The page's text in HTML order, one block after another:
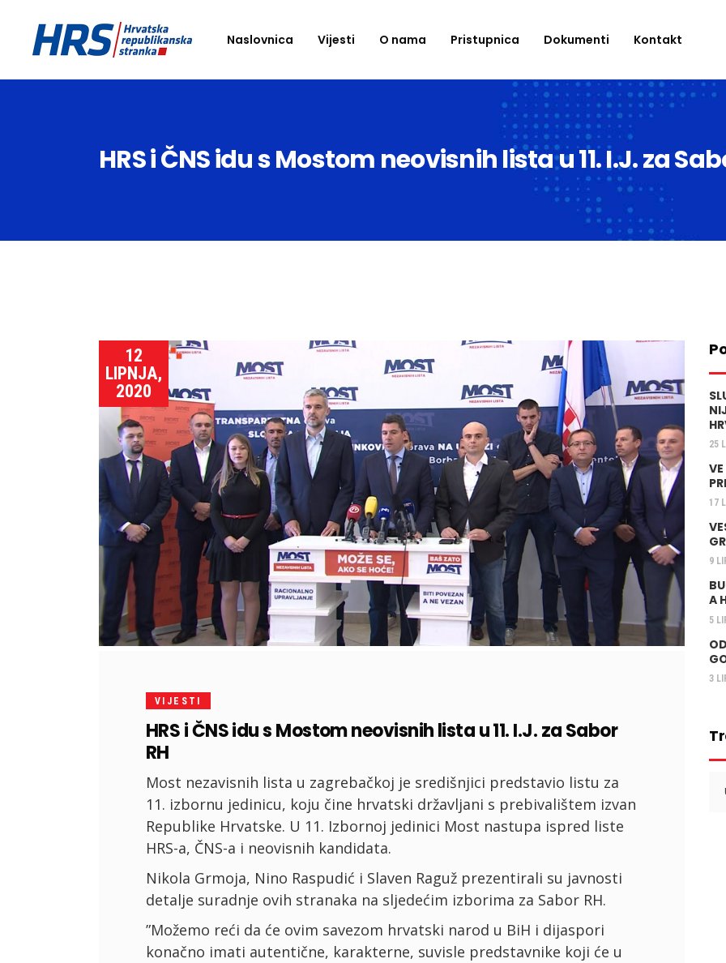
Naslovnica Vijesti O nama Pristupnica Dokumenti Kontakt
HRS i ČNS idu s Mostom neovisnih lista u 11. I.J. za
12
LIPNJA,
2020
VIJESTI
HRS i ČNS idu s Mostom neovisnih lista u 11. I.J. za Sabor
RH
Most nezavisnih lista u zagrebačkoj je središnjici predstavio listu za
11. izbornu jedinicu, koju čine hrvatski državljani s prebivalištem izvan
Republike Hrvatske. U 11. Izbornoj jedinici Most nastupa ispred liste
HRS-a, ČNS-a i neovisnih kandidata.
Nikola Grmoja, Nino Raspudić i Slaven Raguž prezentirali su javnosti
detalje suradnje ovih stranaka na sljedećim izborima za Sabor RH.
”Možemo reći da će ovim savezom hrvatski narod u BiH i dijaspori
konačno imati autentične, karakterne, suvisle predstavnike koji će u
25
17
9
A
5
3